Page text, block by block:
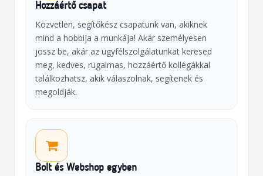
Hozzáértő csapat
Közvetlen, segítőkész csapatunk van, akiknek
mind a hobbija a munkája! Akár személyesen
jössz be, akár az ügyfélszolgálatunkat keresed
meg, kedves, rugalmas, hozzáértő kollégákkal
találkozhatsz, akik válaszolnak, segítenek és
megoldják.
Bolt és Webshop egyben